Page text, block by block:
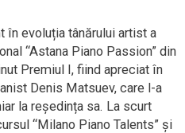
în evoluția tânărului artist a
“Astana Piano Passion” din
Premiul I, fiind apreciat în
Denis Matsuev, care l-a
la reședința sa. La scurt
“Milano Piano Talents” și